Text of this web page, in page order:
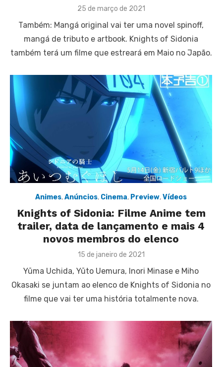
Posted
25 de março de 2021
Também: Mangá original vai ter uma novel spinoff,
mangá de tributo e artbook. Knights of Sidonia
também terá um filme que estreará em Maio no Japão.
Animes,Anúncios, Cinema, Preview,Vídeos
Knights of Sidonia: Filme Anime tem
trailer, data de lançamento e mais 4
novos membros do elenco
Posted
15 de janeiro de 2021
Yūma Uchida, Yūto Uemura, Inori Minase e Miho
Okasaki se juntam ao elenco de Knights of Sidonia no
filme que vai ter uma história totalmente nova.